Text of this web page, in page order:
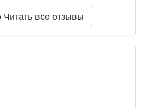
Читать все отзывы